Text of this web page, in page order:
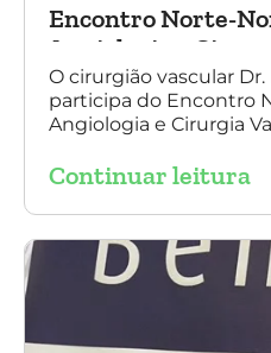
Encontro Norte-
Angiologia e
O cirurgião vascular
participa do Encontro
Angiologia e Cirurgia
aneurisma da Aorta.
Continuar leitura